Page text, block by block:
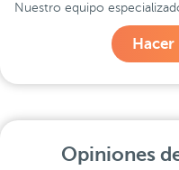
Nuestro equipo
Hacer
Opiniones